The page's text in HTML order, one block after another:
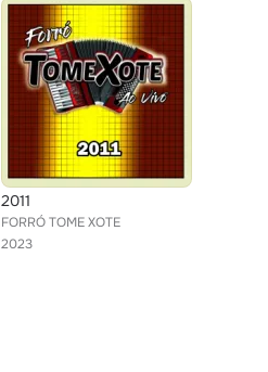
2011
FORRÓ TOME XOTE
2023